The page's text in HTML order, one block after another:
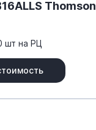
Thomson
шт на РЦ